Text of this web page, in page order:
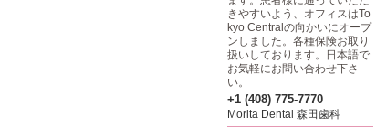
きやすいよう、オフィスはTo
kyo Centralの向かいにオープ
ンしました。各種保険お取り
扱いしております。日本語で
お気軽にお問い合わせ下さ
い。
+1 (408) 775-7770
Morita Dental 森田歯科